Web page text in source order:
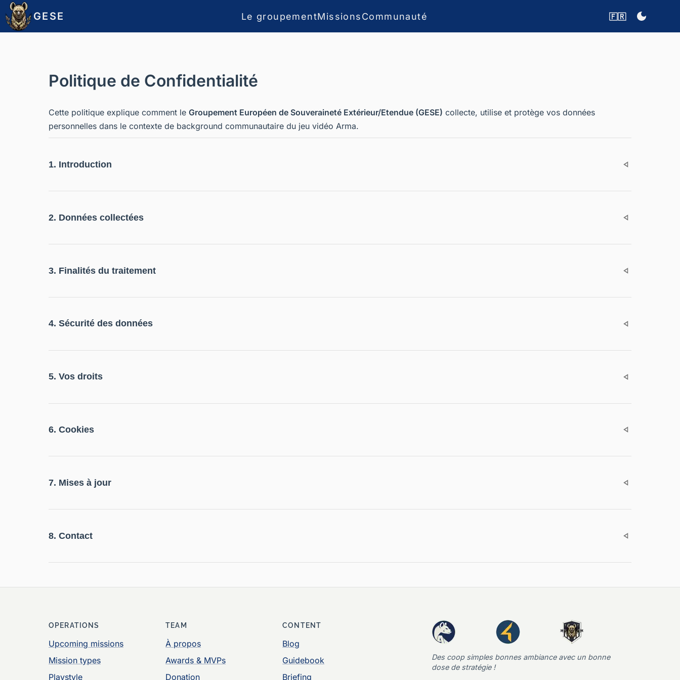
GESE Le groupementMissionsCommunauté 🇫🇷
Politique de Confidentialité
Cette politique explique comment le Groupement Européen de Souveraineté Extérieur/Etendue (GESE) collecte, utilise et protège vos données
personnelles dans le contexte de background communautaire du jeu vidéo Arma.
1. Introduction
2. Données collectées
3. Finalités du traitement
4. Sécurité des données
5. Vos droits
6. Cookies
7. Mises à jour
8. Contact
OPERATIONS
Upcoming missions
Mission types
Playstyle
TEAM
À propos
Awards & MVPs
Donation
CONTENT
Blog
Guidebook
Briefing
Des coop simples bonnes ambiance avec un bonne
dose de stratégie !